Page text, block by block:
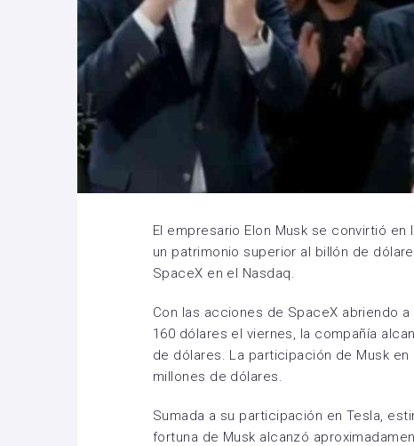
El empresario Elon Musk se convirtió
un patrimonio superior al billón de
SpaceX en el Nasdaq.
Con las acciones de SpaceX abriendo
160 dólares el viernes, la compañía
de dólares. La participación de Musk
millones de dólares.
Sumada a su participación en Tesla,
fortuna de Musk alcanzó